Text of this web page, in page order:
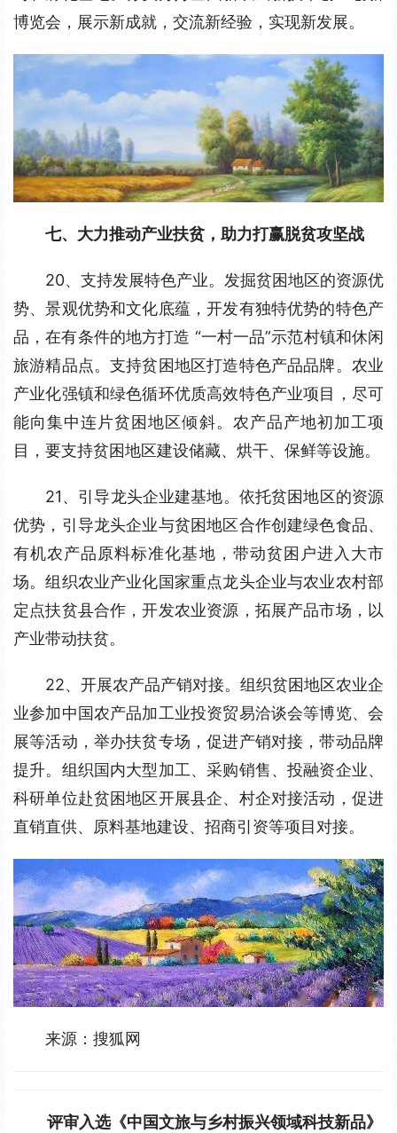
博览会，展示新成就，交流新经验，实现新发展。
七、大力推动产业扶贫，助力打赢脱贫攻坚战
20、支持发展特色产业。发掘贫困地区的资源优
势、景观优势和文化底蕴，开发有独特优势的特色产
品，在有条件的地方打造 “一村一品”示范村镇和休闲
旅游精品点。支持贫困地区打造特色产品品牌。农业
产业化强镇和绿色循环优质高效特色产业项目，尽可
能向集中连片贫困地区倾斜。农产品产地初加工项
目，要支持贫困地区建设储藏、烘干、保鲜等设施。
21、引导龙头企业建基地。依托贫困地区的资源
优势，引导龙头企业与贫困地区合作创建绿色食品、
有机农产品原料标准化基地，带动贫困户进入大市
场。组织农业产业化国家重点龙头企业与农业农村部
定点扶贫县合作，开发农业资源，拓展产品市场，以
产业带动扶贫。
22、开展农产品产销对接。组织贫困地区农业企
业参加中国农产品加工业投资贸易洽谈会等博览、会
展等活动，举办扶贫专场，促进产销对接，带动品牌
提升。组织国内大型加工、采购销售、投融资企业、
科研单位赴贫困地区开展县企、村企对接活动，促进
直销直供、原料基地建设、招商引资等项目对接。
来源：搜狐网
评审入选《中国文旅与乡村振兴领域科技新品》